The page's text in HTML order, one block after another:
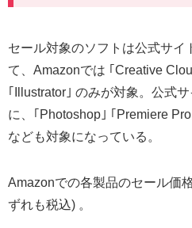
セール対象のソフトは公式サイ
て、Amazonでは ｢Creative
｢Illustrator｣ のみが対象。公式
に、｢Photoshop｣ ｢Premiere
なども対象になっている。
Amazonでの各製品のセール価
ずれも税込) 。